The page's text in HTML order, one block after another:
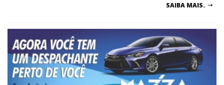
SAIBA MAIS.